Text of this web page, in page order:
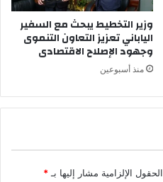
وزير التخطيط يبحث مع السفير
الياباني تعزيز التعاون التنموى
وجهود الإصلاح الاقتصادى
منذ أسبوعين
الحقول الإلزامية مشار إليها بـ *